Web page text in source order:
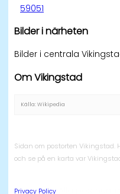
59051
Bilder i närheten
Bilder i centrala
Om Vikingstad
Källa: Wikipedia
Sidan om postorten
och se på en karta var
Privacy Policy